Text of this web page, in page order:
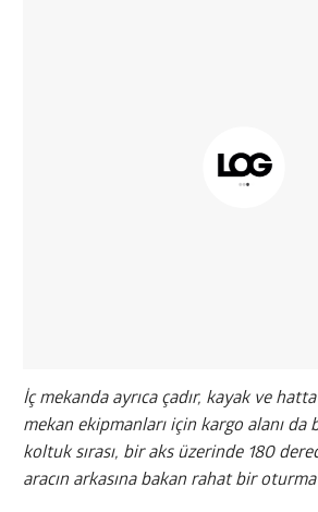
İç mekanda ayrıca çadır, kayak ve
mekan ekipmanları için kargo alanı da
koltuk sırası, bir aks üzerinde 180
aracın arkasına bakan rahat bir